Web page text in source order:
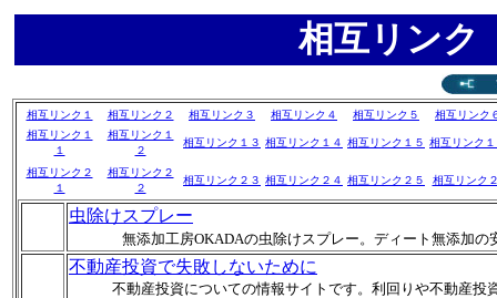
相互リンク
相互リンク１ 相互リンク２ 相互リンク３ 相互リンク４ 相互リンク５
相互リンク
相互リンク１
１
相互リンク１
２
相互リンク１３ 相互リンク１４ 相互リンク１５ 相互リンク
相互リンク２
１
相互リンク２
２
相互リンク２３ 相互リンク２４ 相互リンク２５ 相互リンク
虫除けスプレー
無添加工房OKADAの虫除けスプレー。ディート無添加
不動産投資で失敗しないために
不動産投資についての情報サイトです。利回りや不動産投資